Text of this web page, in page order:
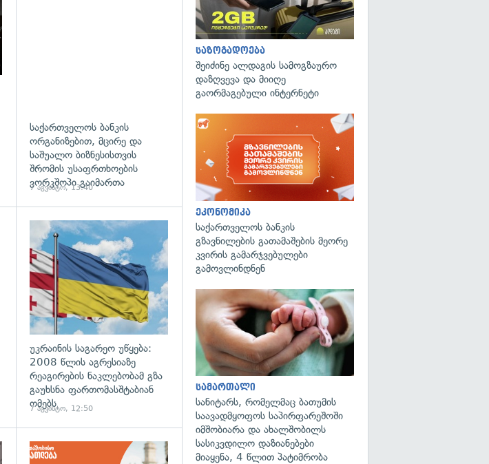
საქართველოს ბანკის
ორგანიზებით, მცირე და
საშუალო ბიზნესისთვის
შრომის უსაფრთხოების
ვორკშოპი გაიმართა
7 აგვისტო, 13:40
გადახედვა
უკრაინის საგარეო უწყება:
2008 წლის აგრესიაზე
რეაგირების ნაკლებობამ გზა
გაუხსნა ფართომასშტაბიან
ომებს
7 აგვისტო, 12:50
გადახედვა
საზოგადოება
შეიძინე ალდაგის სამოგზაურო
დაზღვევა და მიიღე
გაორმაგებული ინტერნეტი
ეკონომიკა
საქართველოს ბანკის
გზავნილების გათამაშების მეორე
კვირის გამარჯვებულები
გამოვლინდნენ
სამართალი
სანიტარს, რომელმაც ბათუმის
საავადმყოფოს საპირფარეშოში
იმშობიარა და ახალშობილს
სასიკვდილო დაზიანებები
მიაყენა, 4 წლით პატიმრობა